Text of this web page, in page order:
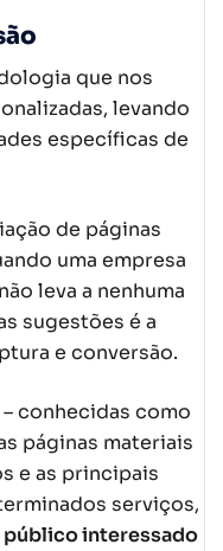
que nos
levando
específicas de
de páginas
uma empresa
leva a nenhuma
sugestões é a
e conversão.
conhecidas como
páginas materiais
e as principais
serviços,
público interessado